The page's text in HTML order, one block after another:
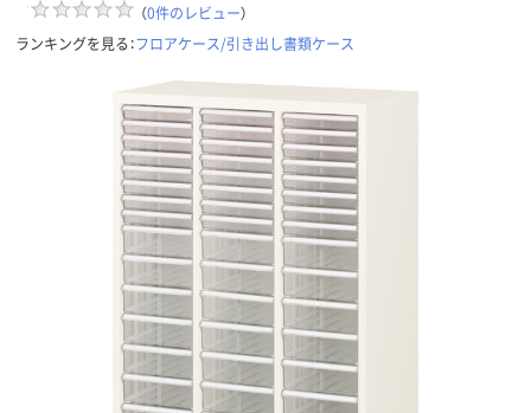
（0件のレビュー）
ランキングを見る：フロアケース/引き出し書類ケース